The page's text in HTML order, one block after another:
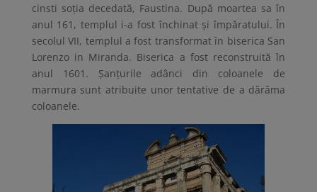
cinsti soția decedată, Faustina. După moartea sa în
anul 161, templul i-a fost închinat și împăratului. În
secolul VII, templul a fost transformat în biserica San
Lorenzo in Miranda. Biserica a fost reconstruită în
anul 1601. Șanțurile adânci din coloanele de
marmura sunt atribuite unor tentative de a dărâma
coloanele.